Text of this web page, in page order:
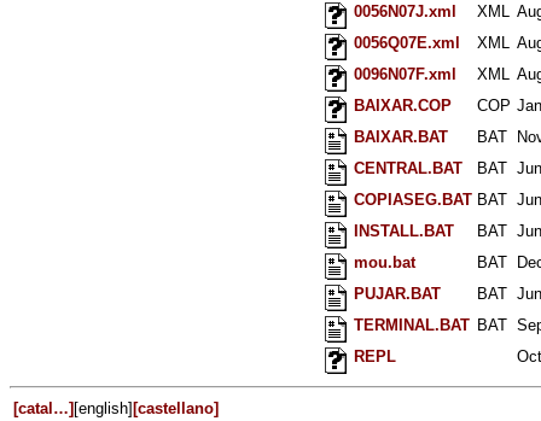
0056N07J.xml
XML
0056Q07E.xml
XML
0096N07F.xml
XML
BAIXAR.COP
COP
BAIXAR.BAT
BAT
CENTRAL.BAT
BAT
COPIASEG.BAT BAT
INSTALL.BAT
BAT
mou.bat
BAT
PUJAR.BAT
BAT
TERMINAL.BAT BAT
REPL
[catal…] [english] [castellano]